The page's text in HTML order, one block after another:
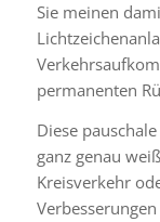
Sie meinen
permanenten
Diese
ganz genau
Kreisverkehr